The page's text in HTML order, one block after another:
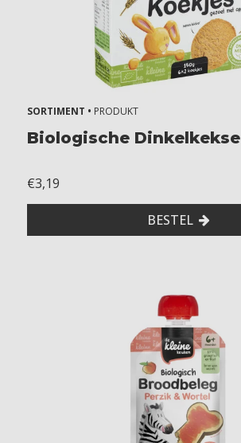
SORTIMENT • PRODUKT
Biologische Dinkelkekse
€3,19
BESTEL